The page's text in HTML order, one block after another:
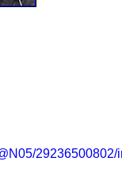
29236500802/